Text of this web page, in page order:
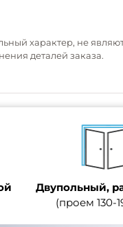
характер, не
деталей заказа.
Двупольный,
(проем 130-